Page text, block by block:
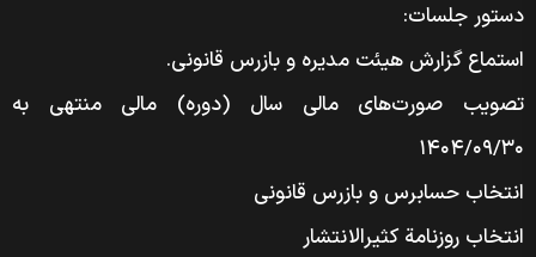
دستور جلسات:
استماع گزارش هیئت مدیره و بازرس قانونی.
تصویب صورت‌های مالی سال (دوره) مالی منتهی به
۱۴۰۴/۰۹/۳۰
انتخاب حسابرس و بازرس قانونی
انتخاب روزنامة کثیر‌الانتشار